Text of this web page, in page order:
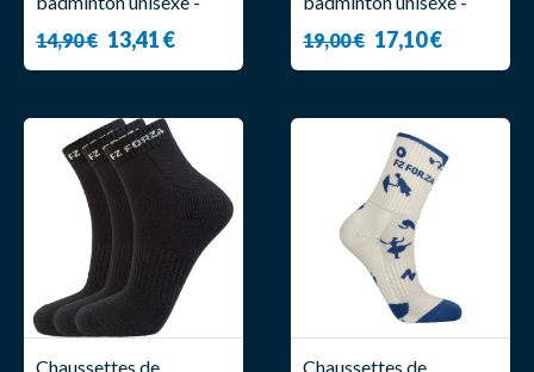
x3 )
14,90 € 13,41 €
Long ( x3 )
19,00 € 17,10 €
Chaussettes de Chaussettes de